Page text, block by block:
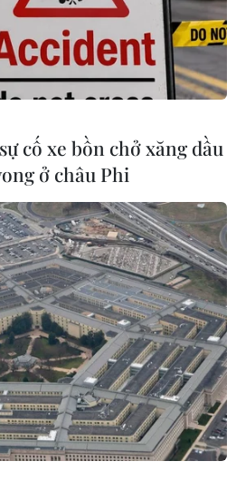
đại học công bố ngưỡng
đầu vào. Theo quy định của
muộn nhất là ngày 25/7, các
sàn.
cố xe bồn chở xăng dầu
ở châu Phi